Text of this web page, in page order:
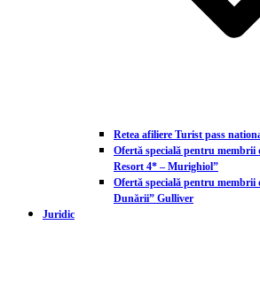
Retea afiliere Turist pass
Ofertă specială pentru membrii
Resort 4* – Murighiol”
Ofertă specială pentru membrii
Dunării” Gulliver
Juridic